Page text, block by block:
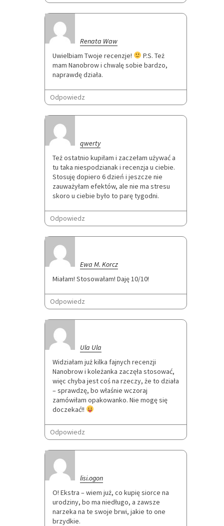
Renata Waw
Uwielbiam Twoje recenzje!
P.S. Też
mam Nanobrow i chwalę sobie bardzo,
naprawdę działa.
Odpowiedz
qwerty
Też ostatnio kupiłam i zaczełam używać a
tu taka niespodzianak i recenzja u ciebie.
Stosuję dopiero 6 dzień i jeszcze nie
zauważyłam efektów, ale nie ma stresu
skoro u ciebie było to parę tygodni.
Odpowiedz
Ewa M. Korcz
Miałam! Stosowałam! Daję 10/10!
Odpowiedz
Ula Ula
Widziałam już kilka fajnych recenzji
Nanobrow i koleżanka zaczęła stosować,
więc chyba jest coś na rzeczy, że to działa
– sprawdzę, bo właśnie wczoraj
zamówiłam opakowanko. Nie mogę się
doczekać!!
Odpowiedz
lisi.ogon
O! Ekstra – wiem już, co kupię siorce na
urodziny, bo ma niedługo, a zawsze
narzeka na te swoje brwi, jakie to one
brzydkie.